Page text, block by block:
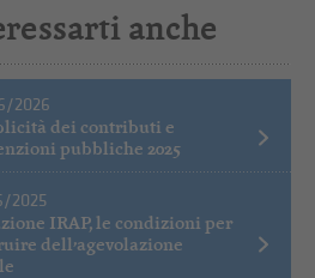
anche
2026
dei contributi e
pubbliche 2025
2025
IRAP, le condizioni per
dell’agevolazione